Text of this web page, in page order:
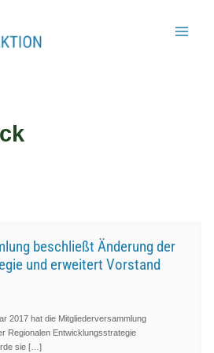
beschließt Änderung der
und erweitert Vorstand
2017 hat die Mitgliederversammlung
Regionalen Entwicklungsstrategie
sie […]